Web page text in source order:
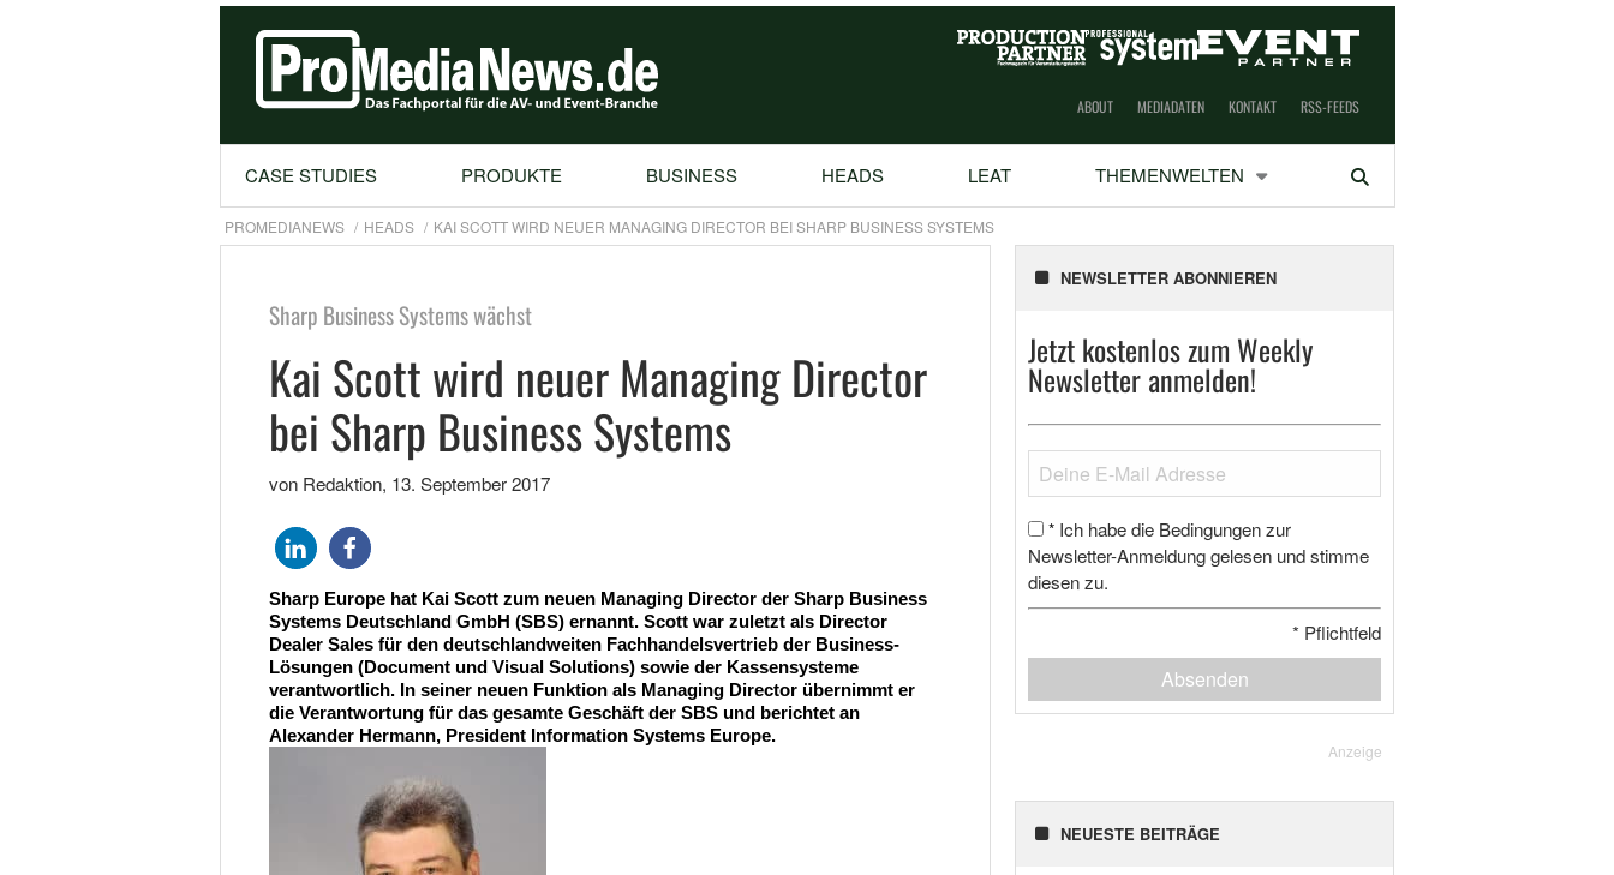
ABOUT MEDIADATEN KONTAKT RSS-FEEDS
CASE STUDIES PRODUKTE BUSINESS HEADS LEAT THEMENWELTEN Suchen
PROMEDIANEWS HEADS KAI SCOTT WIRD NEUER MANAGING DIRECTOR BEI SHARP BUSINESS SYSTEMS
Sharp Business Systems wächst
Kai Scott wird neuer Managing Director
bei Sharp Business Systems
von Redaktion, 13. September 2017
Sharp Europe hat Kai Scott zum neuen Managing Director der Sharp Business
Systems Deutschland GmbH (SBS) ernannt. Scott war zuletzt als Director
Dealer Sales für den deutschlandweiten Fachhandelsvertrieb der Business-
Lösungen (Document und Visual Solutions) sowie der Kassensysteme
verantwortlich. In seiner neuen Funktion als Managing Director übernimmt er
die Verantwortung für das gesamte Geschäft der SBS und berichtet an
Alexander Hermann, President Information Systems Europe.
NEWSLETTER ABONNIEREN
Jetzt kostenlos zum Weekly
Newsletter anmelden!
* Ich habe die Bedingungen zur
Newsletter-Anmeldung gelesen und stimme
diesen zu.
* Pflichtfeld
Absenden
Anzeige
NEUESTE BEITRÄGE